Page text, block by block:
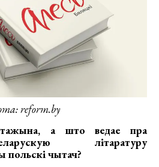
reform.by
а што ведае пра
літаратуру
польскі чытач?